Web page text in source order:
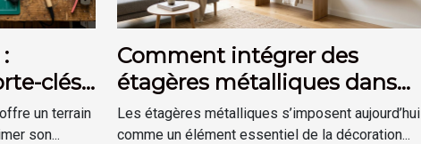
clés
un terrain
son...
Comment intégrer des
étagères métalliques dans
une déco moderne ?
Les étagères métalliques s’imposent aujourd’hui
comme un élément essentiel de la décoration...